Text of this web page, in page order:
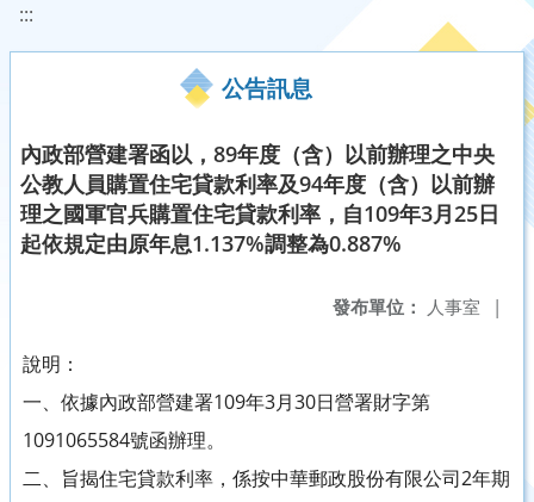
:::
公告訊息
內政部營建署函以，89年度（含）以前辦理之中央
公教人員購置住宅貸款利率及94年度（含）以前辦
理之國軍官兵購置住宅貸款利率，自109年3月25日
起依規定由原年息1.137%調整為0.887%
發布單位： 人事室 |
說明：
一、依據內政部營建署109年3月30日營署財字第
1091065584號函辦理。
二、旨揭住宅貸款利率，係按中華郵政股份有限公司2年期